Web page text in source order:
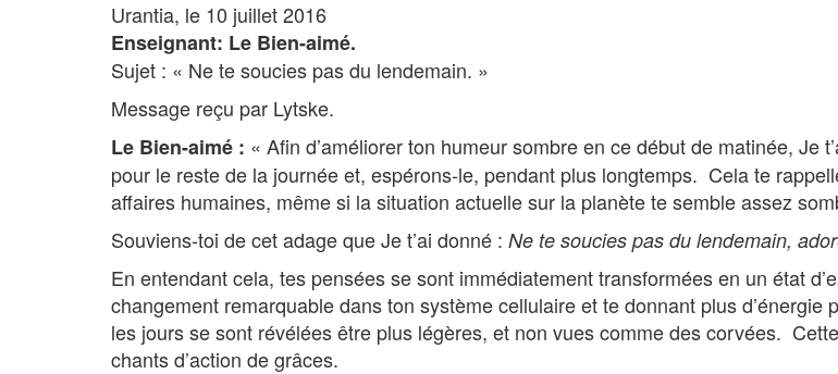
Urantia, le 10 juillet 2016
Enseignant: Le Bien-aimé.
Sujet : « Ne te soucies pas du lendemain. »
Message reçu par Lytske.
Le Bien-aimé : « Afin d’améliorer ton humeur sombre en ce début de matinée,
pour le reste de la journée et, espérons-le, pendant plus longtemps. Cela te
affaires humaines, même si la situation actuelle sur la planète te semble assez
Souviens-toi de cet adage que Je t’ai donné : Ne te soucies pas du lendemain,
En entendant cela, tes pensées se sont immédiatement transformées en un état
changement remarquable dans ton système cellulaire et te donnant plus
les jours se sont révélées être plus légères, et non vues comme des corvées.
chants d’action de grâces.